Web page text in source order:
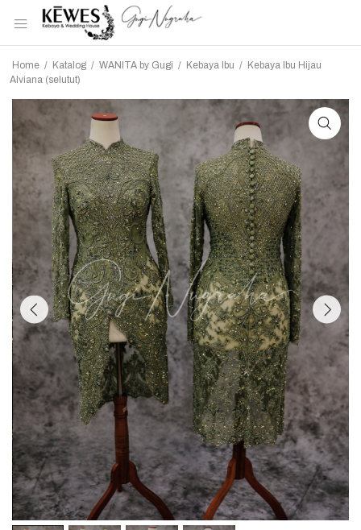
Home / Katalog / WANITA by Gugi / Kebaya Ibu / Kebaya Ibu Hijau
Alviana (selutut)